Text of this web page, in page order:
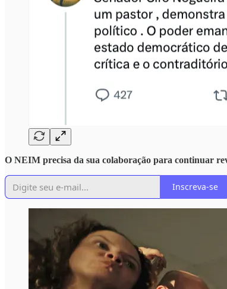
O NEIM precisa da sua colaboração para continuar
Inscreva-se